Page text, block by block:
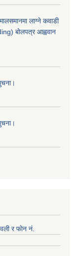
लाग्ने कवाडी
बोलपत्र आह्ववान
र फाेन न‌ं.